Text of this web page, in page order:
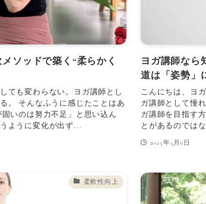
ソッドで築く“柔らかく
ても変わらない。ヨガ講師とし
。 そんなふうに感じたことはあ
いのは努力不足」と思い込ん
ように変化が出ず...
ヨガ講師なら
道は「姿勢」
こんにちは、ヨ
ガ講師として憧
ガ講師を目指す
とがあるのでは
2025年5月6日
柔軟性向上